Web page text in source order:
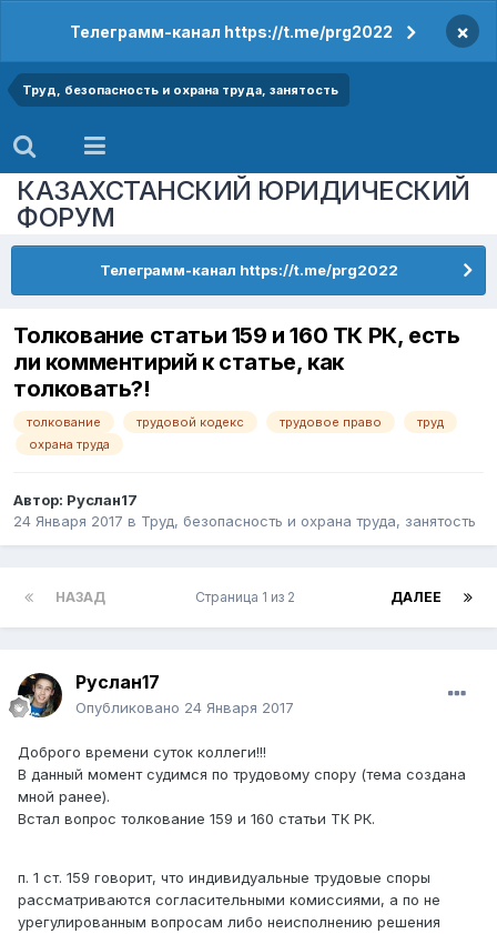
Телеграмм-канал https://t.me/prg2022 ×
Труд, безопасность и охрана труда, занятость
КАЗАХСТАНСКИЙ ЮРИДИЧЕСКИЙ
ФОРУМ
Телеграмм-канал https://t.me/prg2022
Толкование статьи 159 и 160 ТК РК, есть
ли комментирий к статье, как
толковать?!
толкование трудовой кодекс трудовое право
труд
охрана труда
Автор: Руслан17
24 Января 2017 в Труд, безопасность и охрана труда, занятость
НАЗАД ДАЛЕЕ
Страница 1 из 2
Руслан17
Опубликовано 24 Января 2017
Доброго времени суток коллеги!!!
В данный момент судимся по трудовому спору (тема создана
мной ранее).
Встал вопрос толкование 159 и 160 статьи ТК РК.
п. 1 ст. 159 говорит, что индивидуальные трудовые споры
рассматриваются согласительными комиссиями, а по не
урегулированным вопросам либо неисполнению решения